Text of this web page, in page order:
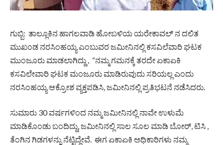
ಗುಬ್ಬಿ: ತಾಲ್ಲೂಕಿನ ಹಾಗಲವಾಡಿ ಹೋಬಳಿಯ ಯರೇಕಾವಲ್ ನ ದಲಿತ
ಮುಖಂಡ ನರಸಿಂಹಯ್ಯ ಎಂಬುವರ ಜಮೀನಿನಲ್ಲಿ ಕಸವಿಲೆವಾರಿ ಘಟಕ
ಮುಂಜೂರು ಮಾಡಲಾಗಿದ್ದು , “ನಮ್ಮ ಗಮನಕ್ಕೆ ತರದೇ ಏಕಾಏಕಿ
ಕಸವಿಲೇವಾರಿ ಘಟಕ ಮಂಜೂರು ಮಾಡಿರುವುದು ಸರಿಯಲ್ಲ ಎಂದು
ನರಸಿಂಹಯ್ಯ ಆಕ್ರೋಶ ವ್ಯಕ್ತಪಡಿಸಿ, ಜಮೀನಿನಲ್ಲಿ ಪ್ರತಿಭಟನೆ ನಡೆಸಿದರು.
ಸುಮಾರು 30 ವರ್ಷಗಳಿಂದ ನಮ್ಮ ಜಮೀನಿನಲ್ಲಿ ನಾವೇ ಉಳುಮೆ
ಮಾಡಿಕೊಂಡು ಬಂದಿದ್ದು, ಜಮೀನಿನಲ್ಲಿ ಸಾಲ ಸೂಲ ಮಾಡಿ ಬೋರ್, ಟಿಸಿ ,
ತೆಂಗಿನ ಗಿಡಗಳನ್ನು ನೆಟ್ಟಿದ್ದೇವೆ. ಈಗ ಏಕಾಏಕಿ ಅಧಿಕಾರಿಗಳು ನಮ್ಮ